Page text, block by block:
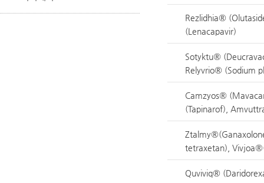
Rezlidhia®
(Lenacapavir)
Sotyktu®
Relyvrio® (Sodium
Camzyos®
(Tapinarof),
tetraxetan),
Quviviq®